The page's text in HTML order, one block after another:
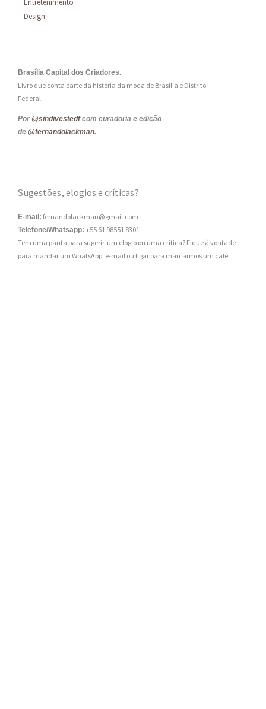
Design
Brasília Capital dos Criadores.
Livro que conta parte da história da moda de Brasília e Distrito
Federal.
Por @sindivestedfcom curadoria e edição
de @fernandolackman.
Sugestões, elogios e críticas?
E-mail: fernandolackman@gmail.com
Telefone/Whatsapp: +55 61 98551 8301
Tem uma pauta para sugerir, um elogio ou uma crítica? Fique à vontade
para mandar um WhatsApp, e-mail ou ligar para marcarmos um café!